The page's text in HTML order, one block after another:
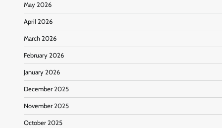
May 2026
April 2026
March 2026
February 2026
January 2026
December 2025
November 2025
October 2025